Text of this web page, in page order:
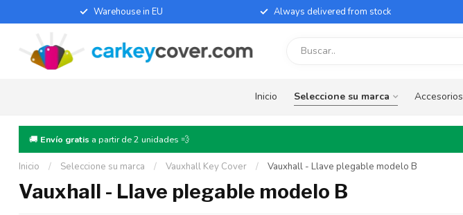
Warehouse in EU Always delivered from stock
Inicio Seleccione su marca Accesorios
🚚 Envío gratis a partir de 2 unidades 💨
Inicio / Seleccione su marca / Vauxhall Key Cover / Vauxhall - Llave plegable modelo B
Vauxhall - Llave plegable modelo B